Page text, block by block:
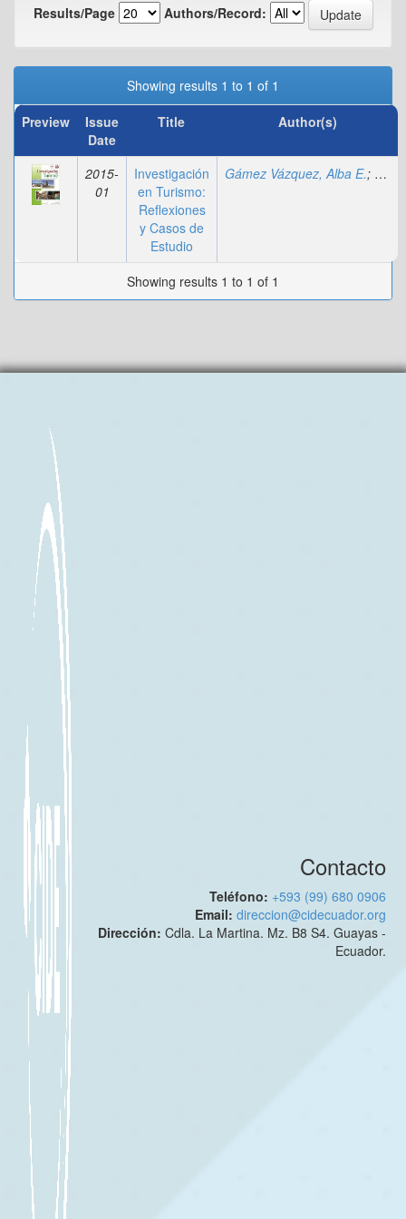
Results/Page
Authors/Record:
Showing results 1 to 1 of 1
Preview
Issue
Date
Title Author(s)
2015-
01
Investigación
en Turismo:
Reflexiones
y Casos de
Estudio
Gámez Vázquez, Alba E.;
Showing results 1 to 1 of 1
Contacto
Teléfono: +593 (99) 680 0906
Email:direccion@cidecuador.org
Dirección:Cdla. La Martina. Mz. B8 S4. Guayas -
Ecuador.